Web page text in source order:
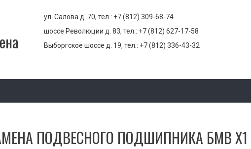
ул. Салова д. 70, тел.: +7 (812) 309-68-74
шоссе Революции д. 83, тел.: +7 (812) 627-17-58
Выборгское шоссе д. 19, тел.: +7 (812) 336-43-32
ПОДВЕСНОГО ПОДШИПНИКА БМВ Х1